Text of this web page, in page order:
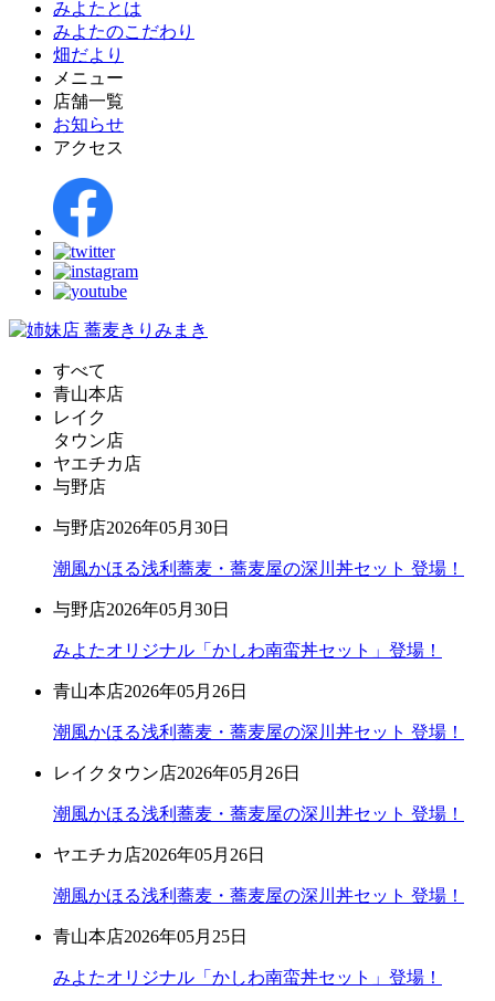
みよたとは
みよたのこだわり
畑だより
メニュー
店舗一覧
お知らせ
アクセス
すべて
青山本店
レイク
タウン店
ヤエチカ店
与野店
与野店2026年05月30日
潮風かほる浅利蕎麦・蕎麦屋の深川丼セット 登場！
与野店2026年05月30日
みよたオリジナル「かしわ南蛮丼セット」登場！
青山本店2026年05月26日
潮風かほる浅利蕎麦・蕎麦屋の深川丼セット 登場！
レイクタウン店2026年05月26日
潮風かほる浅利蕎麦・蕎麦屋の深川丼セット 登場！
ヤエチカ店2026年05月26日
潮風かほる浅利蕎麦・蕎麦屋の深川丼セット 登場！
青山本店2026年05月25日
みよたオリジナル「かしわ南蛮丼セット」登場！